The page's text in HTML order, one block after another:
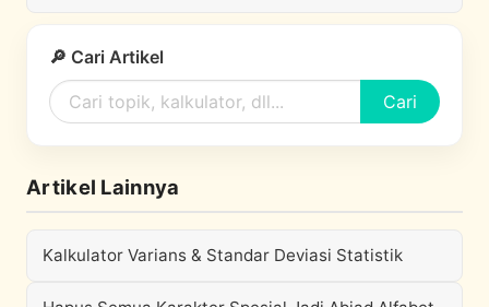
🔎 Cari Artikel
Cari
Artikel Lainnya
Kalkulator Varians & Standar Deviasi Statistik